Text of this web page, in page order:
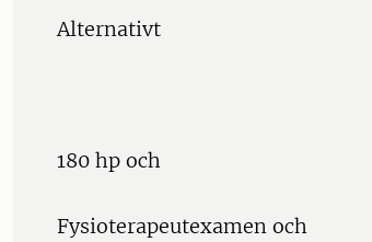
Alternativt
180 hp och
Fysioterapeutexamen och